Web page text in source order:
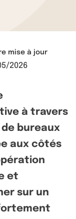
mise à jour
2026
à travers
de bureaux
aux côtés
et
sur un